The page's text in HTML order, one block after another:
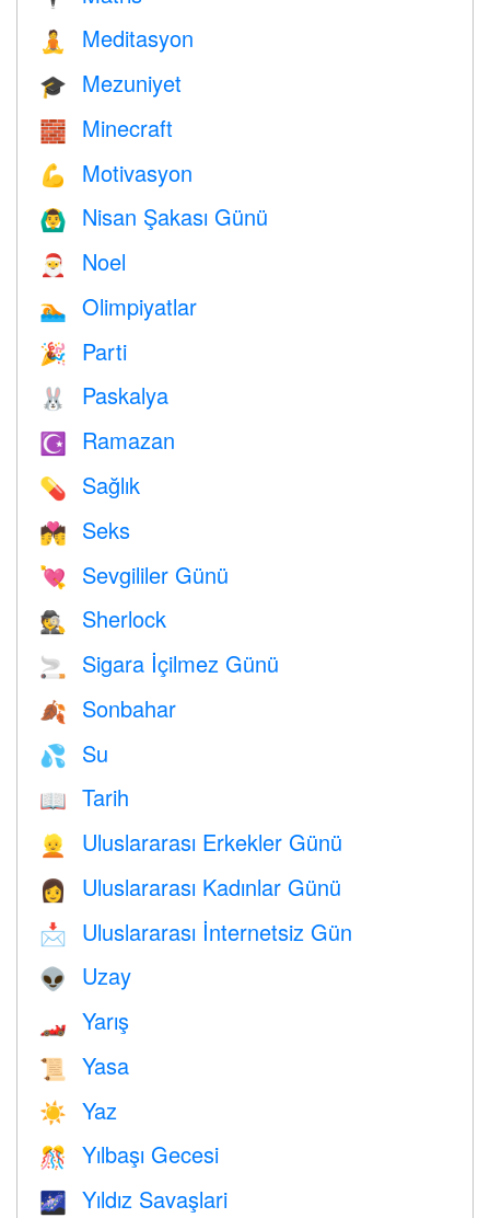
🧘 Meditasyon
🎓 Mezuniyet
🧱 Minecraft
💪 Motivasyon
🙆‍♂️ Nisan Şakası Günü
🎅 Noel
🏊 Olimpiyatlar
🎉 Parti
🐰 Paskalya
☪️ Ramazan
💊 Sağlık
💏 Seks
💘 Sevgililer Günü
🕵️ Sherlock
🚬 Sigara İçilmez Günü
🍂 Sonbahar
💦 Su
📖 Tarih
👱 Uluslararası Erkekler Günü
👩 Uluslararası Kadınlar Günü
📩 Uluslararası İnternetsiz Gün
👽 Uzay
🏎 Yarış
📜 Yasa
☀️ Yaz
🎊 Yılbaşı Gecesi
🌌 Yıldız Savaşlari